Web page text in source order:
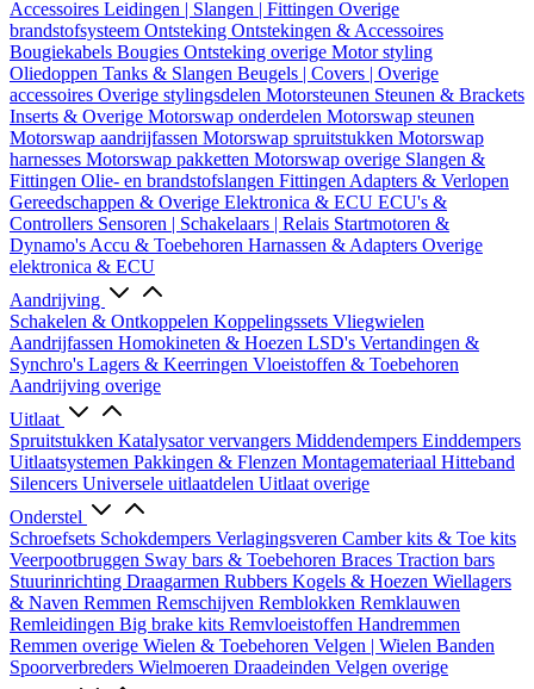
Accessoires Leidingen | Slangen | Fittingen Overige
brandstofsysteem Ontsteking Ontstekingen & Accessoires
Bougiekabels Bougies Ontsteking overige Motor styling
Oliedoppen Tanks & Slangen Beugels | Covers | Overige
accessoires Overige stylingsdelen Motorsteunen Steunen & Brackets
Inserts & Overige Motorswap onderdelen Motorswap steunen
Motorswap aandrijfassen Motorswap spruitstukken Motorswap
harnesses Motorswap pakketten Motorswap overige Slangen &
Fittingen Olie- en brandstofslangen Fittingen Adapters & Verlopen
Gereedschappen & Overige Elektronica & ECU ECU's &
Controllers Sensoren | Schakelaars | Relais Startmotoren &
Dynamo's Accu & Toebehoren Harnassen & Adapters Overige
elektronica & ECU
Aandrijving
Schakelen & Ontkoppelen Koppelingssets Vliegwielen
Aandrijfassen Homokineten & Hoezen LSD's Vertandingen &
Synchro's Lagers & Keerringen Vloeistoffen & Toebehoren
Aandrijving overige
Uitlaat
Spruitstukken Katalysator vervangers Middendempers Einddempers
Uitlaatsystemen Pakkingen & Flenzen Montagemateriaal Hitteband
Silencers Universele uitlaatdelen Uitlaat overige
Onderstel
Schroefsets Schokdempers Verlagingsveren Camber kits & Toe kits
Veerpootbruggen Sway bars & Toebehoren Braces Traction bars
Stuurinrichting Draagarmen Rubbers Kogels & Hoezen Wiellagers
& Naven Remmen Remschijven Remblokken Remklauwen
Remleidingen Big brake kits Remvloeistoffen Handremmen
Remmen overige Wielen & Toebehoren Velgen | Wielen Banden
Spoorverbreders Wielmoeren Draadeinden Velgen overige